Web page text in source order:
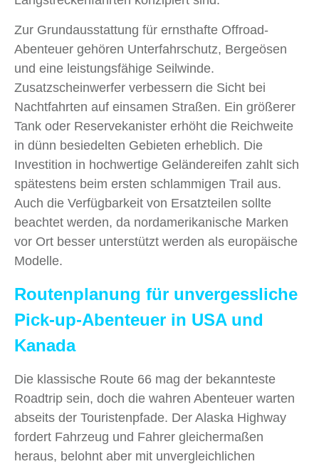
Zur Grundausstattung für ernsthafte Offroad-
Abenteuer gehören Unterfahrschutz, Bergeösen
und eine leistungsfähige Seilwinde.
Zusatzscheinwerfer verbessern die Sicht bei
Nachtfahrten auf einsamen Straßen. Ein größerer
Tank oder Reservekanister erhöht die Reichweite
in dünn besiedelten Gebieten erheblich. Die
Investition in hochwertige Geländereifen zahlt sich
spätestens beim ersten schlammigen Trail aus.
Auch die Verfügbarkeit von Ersatzteilen sollte
beachtet werden, da nordamerikanische Marken
vor Ort besser unterstützt werden als europäische
Modelle.
Routenplanung für unvergessliche
Pick-up-Abenteuer in USA und
Kanada
Die klassische Route 66 mag der bekannteste
Roadtrip sein, doch die wahren Abenteuer warten
abseits der Touristenpfade. Der Alaska Highway
fordert Fahrzeug und Fahrer gleichermaßen
heraus, belohnt aber mit unvergleichlichen